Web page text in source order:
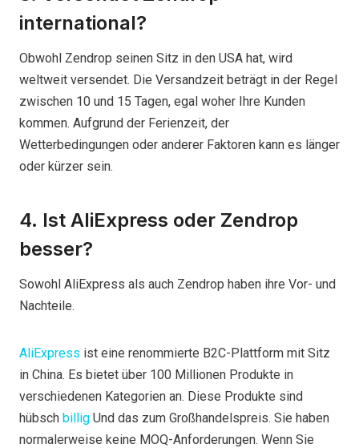
international?
Obwohl Zendrop seinen Sitz in den USA hat, wird
weltweit versendet. Die Versandzeit beträgt in der Regel
zwischen 10 und 15 Tagen, egal woher Ihre Kunden
kommen. Aufgrund der Ferienzeit, der
Wetterbedingungen oder anderer Faktoren kann es länger
oder kürzer sein.
4. Ist AliExpress oder Zendrop
besser?
Sowohl AliExpress als auch Zendrop haben ihre Vor- und
Nachteile.
AliExpress ist eine renommierte B2C-Plattform mit Sitz
in China. Es bietet über 100 Millionen Produkte in
verschiedenen Kategorien an. Diese Produkte sind
hübsch billig Und das zum Großhandelspreis. Sie haben
normalerweise keine MOQ-Anforderungen. Wenn Sie